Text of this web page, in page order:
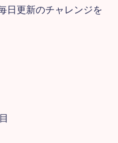
日更新のチャレンジを